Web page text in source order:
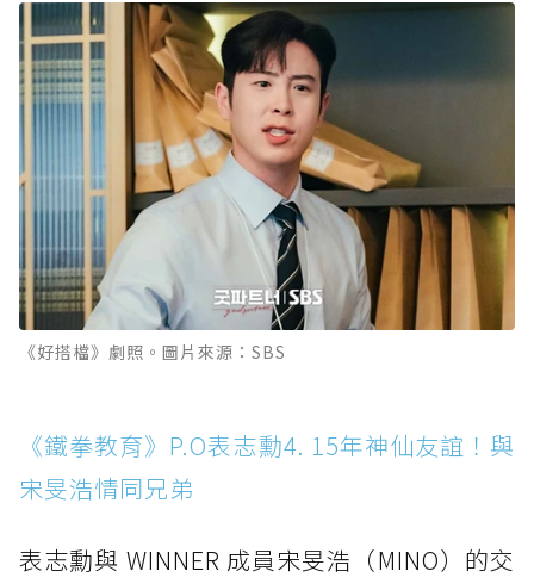
《好搭檔》劇照。圖片來源：SBS
《鐵拳教育》P.O表志勳4. 15年神仙友誼！與
宋旻浩情同兄弟
表志勳與 WINNER 成員宋旻浩（MINO）的交